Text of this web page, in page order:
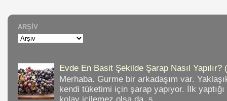
ARŞIV
Evde En Basit Şekilde Şarap Nasıl Yapılır?
Merhaba. Gurme bir arkadaşım var.
kendi tüketimi için şarap yapıyor. İlk